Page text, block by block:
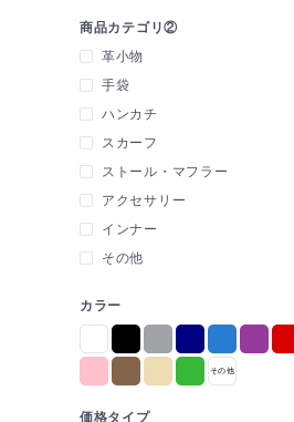
商品カテゴリ②
革小物
手袋
ハンカチ
スカーフ
ストール・マフラー
アクセサリー
インナー
その他
カラー
価格タイプ